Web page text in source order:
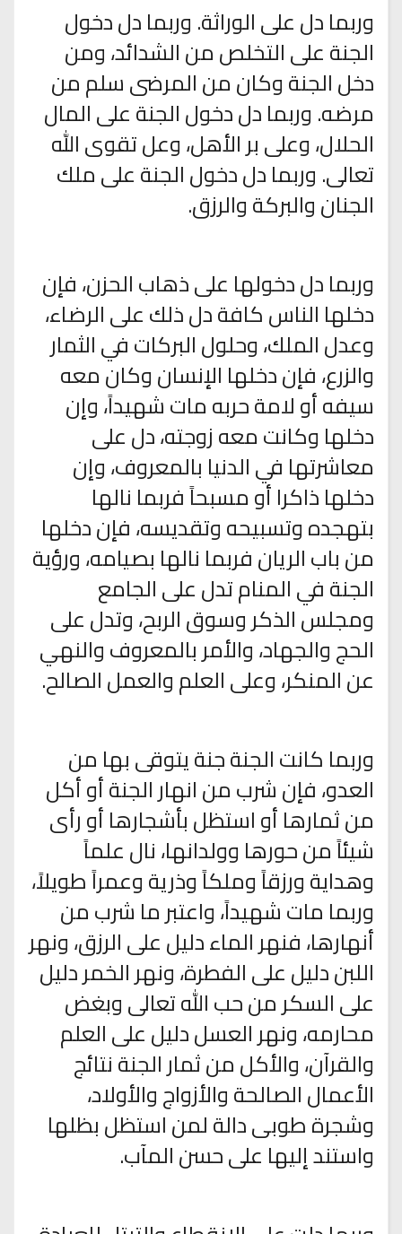
وربما دل على الوراثة. وربما دل دخول
الجنة على التخلص من الشدائد، ومن
دخل الجنة وكان من المرضى سلم من
مرضه. وربما دل دخول الجنة على المال
الحلال، وعلى بر الأهل، وعل تقوى الله
تعالى. وربما دل دخول الجنة على ملك
الجنان والبركة والرزق.
وربما دل دخولها على ذهاب الحزن، فإن
دخلها الناس كافة دل ذلك على الرضاء،
وعدل الملك، وحلول البركات في الثمار
والزرع، فإن دخلها الإنسان وكان معه
سيفه أو لامة حربه مات شهيداً، وإن
دخلها وكانت معه زوجته، دل على
معاشرتها في الدنيا بالمعروف، وإن
دخلها ذاكرا أو مسبحاً فربما نالها
بتهجده وتسبيحه وتقديسه، فإن دخلها
من باب الريان فربما نالها بصيامه، ورؤية
الجنة في المنام تدل على الجامع
ومجلس الذكر وسوق الربح، وتدل على
الحج والجهاد، والأمر بالمعروف والنهي
عن المنكر، وعلى العلم والعمل الصالح.
وربما كانت الجنة جنة يتوقى بها من
العدو، فإن شرب من انهار الجنة أو أكل
من ثمارها أو استظل بأشجارها أو رأى
شيئاً من حورها وولدانها، نال علماً
وهداية ورزقاً وملكاً وذرية وعمراً طويلاً،
وربما مات شهيداً، واعتبر ما شرب من
أنهارها، فنهر الماء دليل على الرزق، ونهر
اللبن دليل على الفطرة، ونهر الخمر دليل
على السكر من حب الله تعالى وبغض
محارمه، ونهر العسل دليل على العلم
والقرآن، والأكل من ثمار الجنة نتائج
الأعمال الصالحة والأزواج والأولاد،
وشجرة طوبى دالة لمن استظل بظلها
واستند إليها على حسن المآب.